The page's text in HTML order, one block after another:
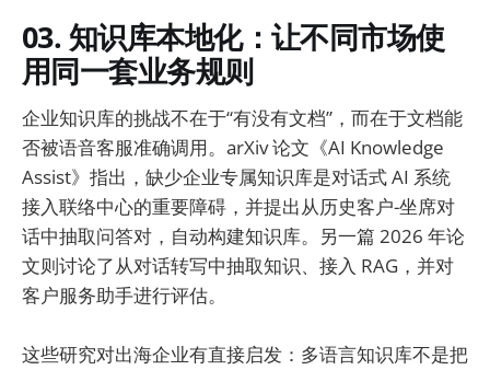
03. 知识库本地化：让不同市场使
用同一套业务规则
企业知识库的挑战不在于“有没有文档”，而在于文档能
否被语音客服准确调用。arXiv 论文《AI Knowledge
Assist》指出，缺少企业专属知识库是对话式 AI 系统
接入联络中心的重要障碍，并提出从历史客户-坐席对
话中抽取问答对，自动构建知识库。另一篇 2026 年论
文则讨论了从对话转写中抽取知识、接入 RAG，并对
客户服务助手进行评估。
这些研究对出海企业有直接启发：多语言知识库不是把